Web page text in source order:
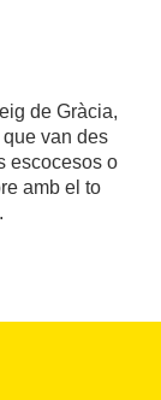
de Gràcia,
van des
escocesos o
amb el to